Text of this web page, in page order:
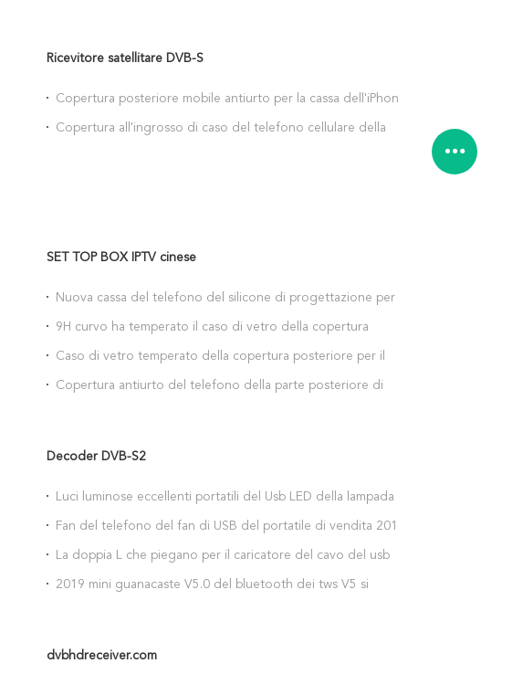
Ricevitore satellitare DVB-S
Copertura posteriore mobile antiurto per la cassa dell'iPhone
Copertura all'ingrosso di caso del telefono cellulare della
SET TOP BOX IPTV cinese
Nuova cassa del telefono del silicone di progettazione per la
copertura di caso di Samsung Galaxy S10
9H curvo ha temperato il caso di vetro della copertura
posteriore per il iPhone XR XS
Caso di vetro temperato della copertura posteriore per il
Samsung Galaxy Note 9
Copertura antiurto del telefono della parte posteriore di
Decoder DVB-S2
Luci luminose eccellenti portatili del Usb LED della lampada
della luce del Usb LED per la luce notturna del computer
portatile del PC del computer della Banca di potere
Fan del telefono del fan di USB del portatile di vendita 2019
della vendita all'ingrosso della fabbrica mini per Smartphone
2 in 1 mini fan per il iPhone per Android
La doppia L che piegano per il caricatore del cavo del usb di
iPhone e la sincronizzazione dei dati cablano
2019 mini guanacaste V5.0 del bluetooth dei tws V5 si
dvbhdreceiver.com